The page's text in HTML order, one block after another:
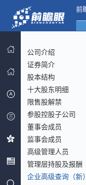
前
公司介绍
证券简介
股本结构
十大股东明细
限售股解禁
参股控股子公司
董事会成员
监事会成员
高级管理人员
管理层持股及报酬
企业高级查询（新）